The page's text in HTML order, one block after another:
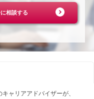
相談する
キャリアアドバイザーが、